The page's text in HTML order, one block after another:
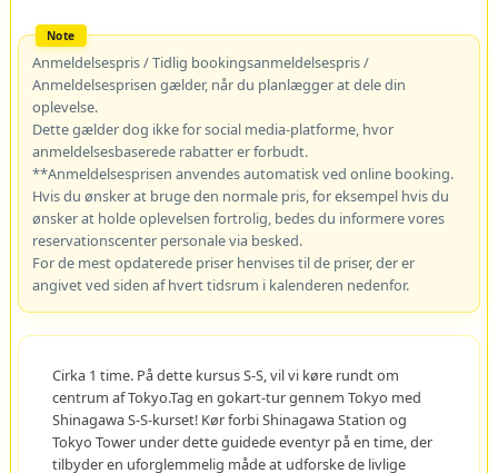
Anmeldelsespris / Tidlig bookingsanmeldelsespris /
Anmeldelsesprisen gælder, når du planlægger at dele din
oplevelse.
Dette gælder dog ikke for social media-platforme, hvor
anmeldelsesbaserede rabatter er forbudt.
**Anmeldelsesprisen anvendes automatisk ved online booking.
Hvis du ønsker at bruge den normale pris, for eksempel hvis du
ønsker at holde oplevelsen fortrolig, bedes du informere vores
reservationscenter personale via besked.
For de mest opdaterede priser henvises til de priser, der er
angivet ved siden af hvert tidsrum i kalenderen nedenfor.
Cirka 1 time. På dette kursus S-S, vil vi køre rundt om
centrum af Tokyo.Tag en gokart-tur gennem Tokyo med
Shinagawa S-S-kurset! Kør forbi Shinagawa Station og
Tokyo Tower under dette guidede eventyr på en time, der
tilbyder en uforglemmelig måde at udforske de livlige